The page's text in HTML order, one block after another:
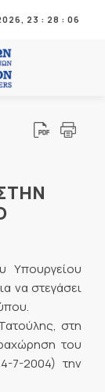
23 : 28 : 06
Υπουργείου
να στεγάσει
στη
του
7-2004) την